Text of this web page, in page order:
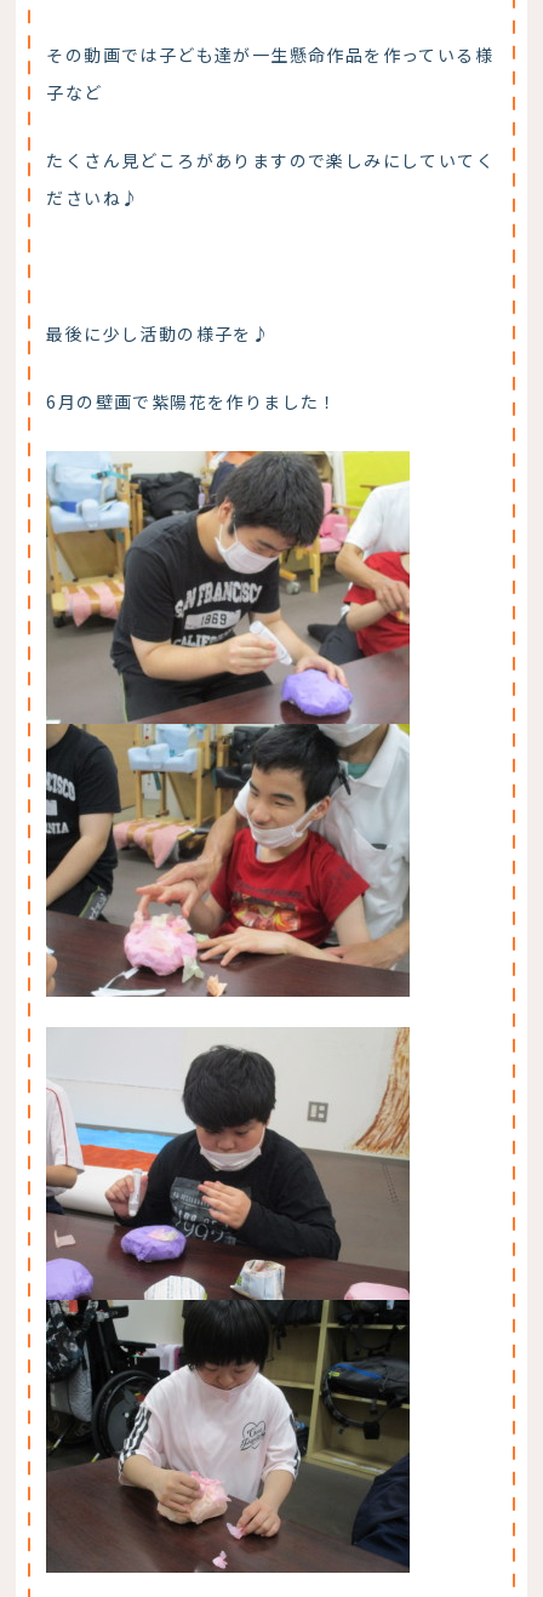
その動画では子ども達が一生懸命作品を作っている様
子など
たくさん見どころがありますので楽しみにしていてく
ださいね♪
最後に少し活動の様子を♪
6月の壁画で紫陽花を作りました！